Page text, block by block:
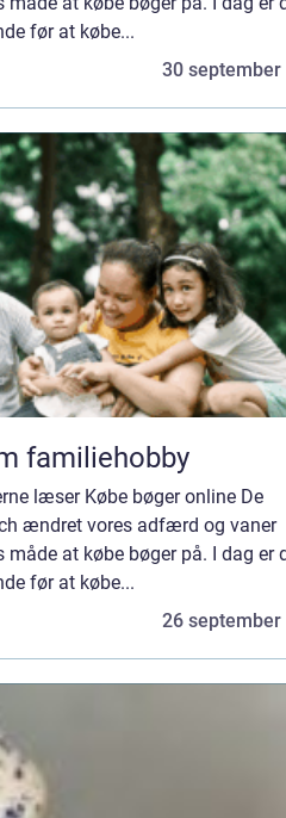
før at købe...
30 september
familiehobby
læser Købe bøger online De
ændret vores adfærd og vaner
at købe bøger på. I dag er
før at købe...
26 september